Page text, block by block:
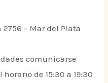
– Mar del Plata
comunicarse
de 15:30 a 19:30